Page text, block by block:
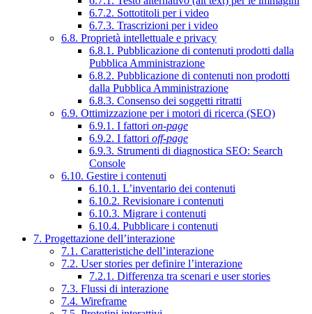
6.7.2. Sottotitoli per i video
6.7.3. Trascrizioni per i video
6.8. Proprietà intellettuale e privacy
6.8.1. Pubblicazione di contenuti prodotti dalla
Pubblica Amministrazione
6.8.2. Pubblicazione di contenuti non prodotti
dalla Pubblica Amministrazione
6.8.3. Consenso dei soggetti ritratti
6.9. Ottimizzazione per i motori di ricerca (SEO)
6.9.1. I fattori on-page
6.9.2. I fattori off-page
6.9.3. Strumenti di diagnostica SEO: Search
Console
6.10. Gestire i contenuti
6.10.1. L’inventario dei contenuti
6.10.2. Revisionare i contenuti
6.10.3. Migrare i contenuti
6.10.4. Pubblicare i contenuti
7. Progettazione dell’interazione
7.1. Caratteristiche dell’interazione
7.2. User stories per definire l’interazione
7.2.1. Differenza tra scenari e user stories
7.3. Flussi di interazione
7.4. Wireframe